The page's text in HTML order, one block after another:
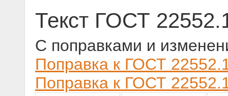
Текст ГОСТ
С поправками и
Поправка к ГОСТ
Поправка к ГОСТ